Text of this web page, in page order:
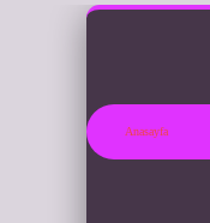
Anasayfa